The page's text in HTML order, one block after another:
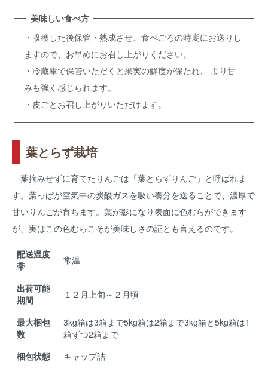
美味しい食べ方
・収穫した後保管・熟成させ、食べごろの時期にお送りし
ますので、お早めにお召し上がりください。
・冷蔵庫で保管いただくと果実の鮮度が保たれ、 より甘
みも強く感じられます。
・皮ごとお召し上がりいただけます。
葉とらず栽培
葉摘みせずに育てたりんごは「葉とらずりんご」と呼ばれま
す。葉っぱが空気中の炭酸ガスを吸い養分を送ることで、濃厚で
甘いりんごが育ちます。葉が影になり表面に色むらができます
が、実はこの色むらこそが美味しさの証とも言えるのです。
配送温度
帯
常温
出荷可能
期間
１２月上旬～２月頃
最大梱包
数
3kg箱は3箱まで5kg箱は2箱まで3kg箱と5kg箱は1
箱ずつ2箱まで
梱包状態
キャップ詰